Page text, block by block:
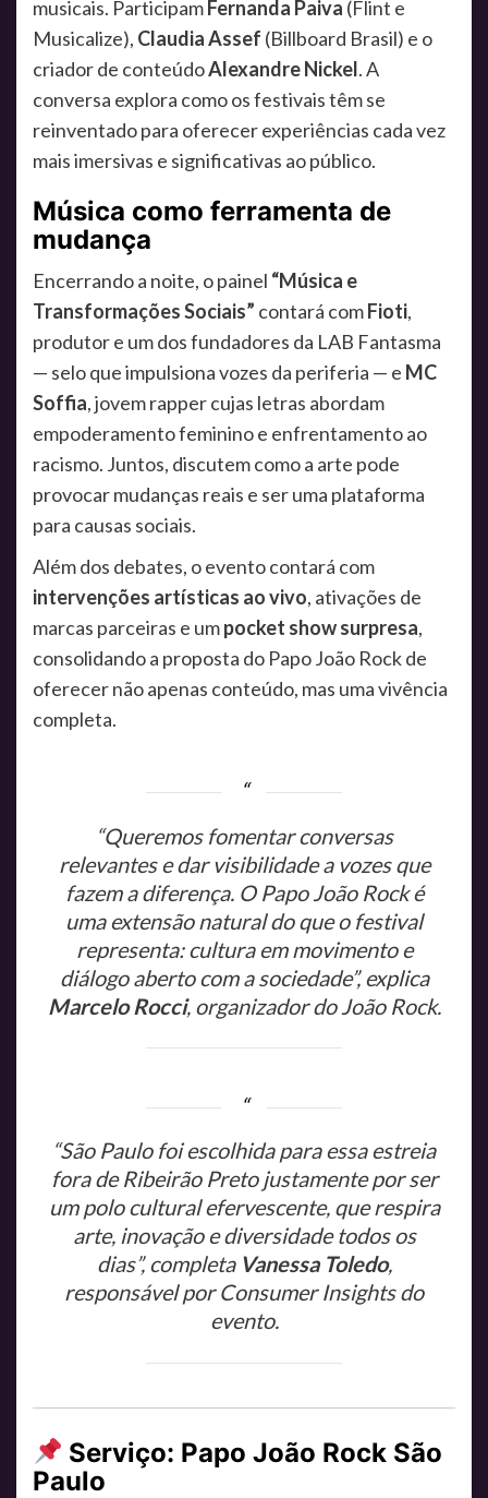
musicais. Participam Fernanda Paiva (Flint e
Musicalize), Claudia Assef (Billboard Brasil) e o
criador de conteúdoAlexandre Nickel. A
conversa explora como os festivais têm se
reinventado para oferecer experiências cada vez
mais imersivas e significativas ao público.
Música como ferramenta de
mudança
Encerrando a noite, o painel “Música e
Transformações Sociais” contará comFioti,
produtor e um dos fundadores da LAB Fantasma
— selo que impulsiona vozes da periferia — e MC
Soffia, jovem rapper cujas letras abordam
empoderamento feminino e enfrentamento ao
racismo. Juntos, discutem como a arte pode
provocar mudanças reais e ser uma plataforma
para causas sociais.
Além dos debates, o evento contará com
intervenções artísticas ao vivo, ativações de
marcas parceiras e umpocket show surpresa,
consolidando a proposta do Papo João Rock de
oferecer não apenas conteúdo, mas uma vivência
completa.
“Queremos fomentar conversas
relevantes e dar visibilidade a vozes que
fazem a diferença. O Papo João Rock é
uma extensão natural do que o festival
representa: cultura em movimento e
diálogo aberto com a sociedade”, explica
Marcelo Rocci, organizador do João Rock.
“São Paulo foi escolhida para essa estreia
fora de Ribeirão Preto justamente por ser
um polo cultural efervescente, que respira
arte, inovação e diversidade todos os
dias”, completa Vanessa Toledo,
responsável por Consumer Insights do
evento.
Serviço: Papo João Rock São
Paulo